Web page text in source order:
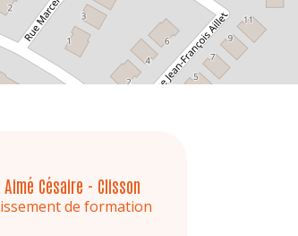
Aimé Césaire - Clisson
de formation